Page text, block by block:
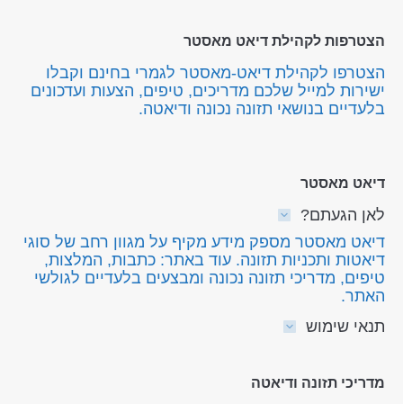
הצטרפות לקהילת דיאט מאסטר
הצטרפו לקהילת דיאט-מאסטר לגמרי בחינם וקבלו
ישירות למייל שלכם מדריכים, טיפים, הצעות ועדכונים
בלעדיים בנושאי תזונה נכונה ודיאטה.
דיאט מאסטר
לאן הגעתם?
דיאט מאסטר מספק מידע מקיף על מגוון רחב של סוגי
דיאטות ותכניות תזונה. עוד באתר: כתבות, המלצות,
טיפים, מדריכי תזונה נכונה ומבצעים בלעדיים לגולשי
האתר.
תנאי שימוש
מדריכי תזונה ודיאטה